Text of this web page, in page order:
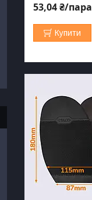
53,04 ₴/пара
Купити